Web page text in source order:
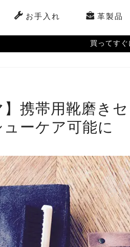
お手入れ 革製品
買ってす
】携帯用靴磨き
ーケア可能に